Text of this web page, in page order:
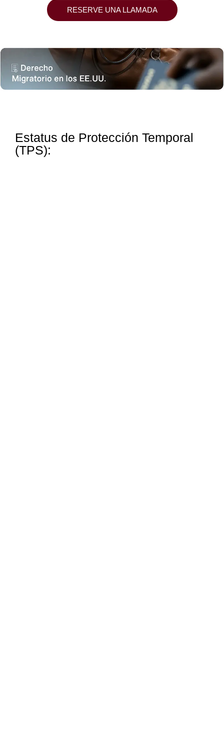
RESERVE UNA LLAMADA
Estatus de Protección Temporal
(TPS):